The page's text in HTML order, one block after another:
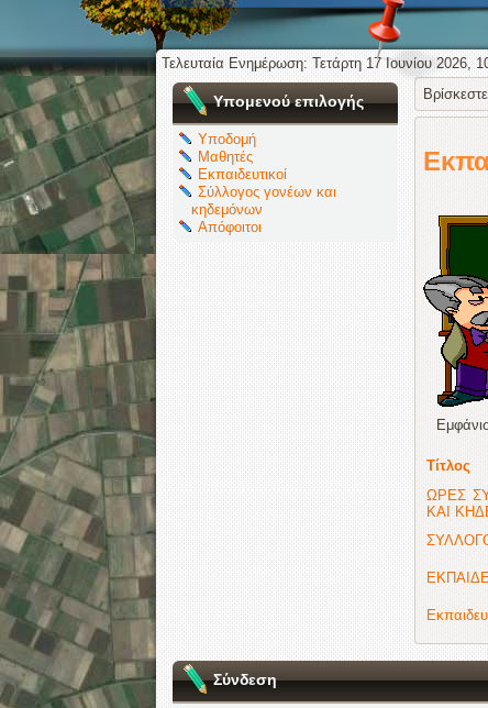
Τελευταία Ενημέρωση: Τετάρτη 17 Ιουνίου 2026,
Υπομενού επιλογής
Υποδομή
Μαθητές
Εκπαιδευτικοί
Σύλλογος γονέων και
κηδεμόνων
Απόφοιτοι
Τίτλος
ΩΡΕΣ
ΚΑΙ
Σύνδεση